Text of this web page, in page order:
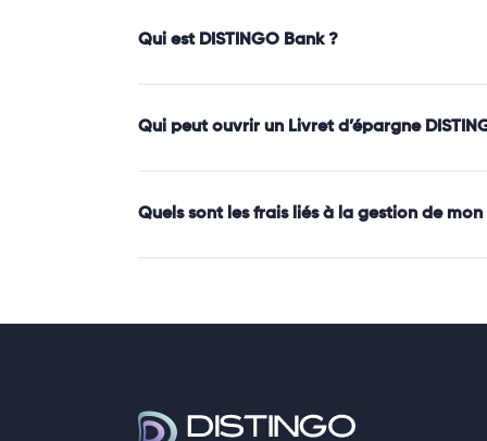
Qui est DISTINGO Bank ?
Qui peut ouvrir un Livret d’épargne
Quels sont les frais liés à la gestion de mon